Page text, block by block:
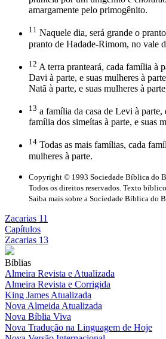
amargamente pelo primogênito.
11 Naquele dia, será grande o
pranto de Hadade-Rimom, no vale
12 A terra pranteará, cada família à
Davi à parte, e suas mulheres à
Natã à parte, e suas mulheres à
13 a família da casa de Levi à parte,
família dos simeítas à parte, e suas
14 Todas as mais famílias, cada
mulheres à parte.
Copyright © 1993 Sociedade Bíblica do
Todos os direitos reservados. Texto
Saiba mais sobre a Sociedade Bíblica do
Zacarias 11
Capítulos
Zacarias 13
Bíblias
Almeira Revista e Atualizada
Almeira Revista e Corrigida
King James Atualizada
Nova Almeida Atualizada
Nova Bíblia Viva
Nova Tradução na Linguagem de Hoje